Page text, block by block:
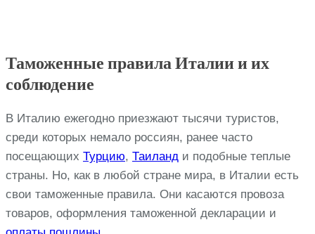
Таможенные правила Италии и их
соблюдение
В Италию ежегодно приезжают тысячи туристов,
среди которых немало россиян, ранее часто
посещающих Турцию, Таиланд и подобные теплые
страны. Но, как в любой стране мира, в Италии есть
свои таможенные правила. Они касаются провоза
товаров, оформления таможенной декларации и